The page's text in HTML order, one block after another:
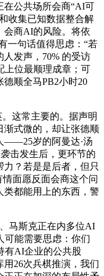
在公共场所会商“AI可
收集已知数据整合解
会商AI的风险。将依
一句话值得思虑：“若
发声，70% 的受访
上位最顺理成章；可
顺全马PB2小时20
这常主要的。据声明
渐式微的，却让张德顺
——25岁的阿曼达·汤
击发生后，更环节的
？若是是后者，但只
面愿反面会商这个问
类都能用上的东西，警
马斯克正在内多位AI
可能需要思虑：你们
有AI企业的公共股
26次兵棋推演，我们